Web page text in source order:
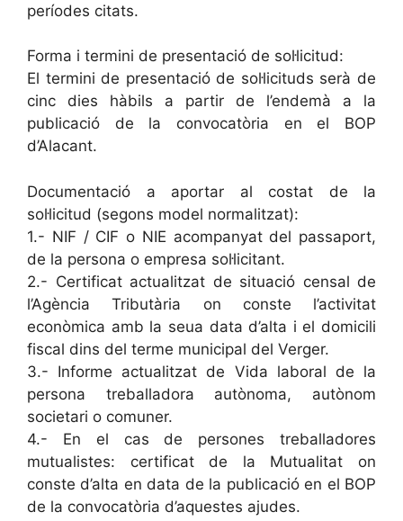
períodes citats.
Forma i termini de presentació de sol·licitud:
El termini de presentació de sol·licituds serà de
cinc dies hàbils a partir de l’endemà a la
publicació de la convocatòria en el BOP
d’Alacant.
Documentació a aportar al costat de la
sol·licitud (segons model normalitzat):
1.- NIF / CIF o NIE acompanyat del passaport,
de la persona o empresa sol·licitant.
2.- Certificat actualitzat de situació censal de
l’Agència Tributària on conste l’activitat
econòmica amb la seua data d’alta i el domicili
fiscal dins del terme municipal del Verger.
3.- Informe actualitzat de Vida laboral de la
persona treballadora autònoma, autònom
societari o comuner.
4.- En el cas de persones treballadores
mutualistes: certificat de la Mutualitat on
conste d’alta en data de la publicació en el BOP
de la convocatòria d’aquestes ajudes.